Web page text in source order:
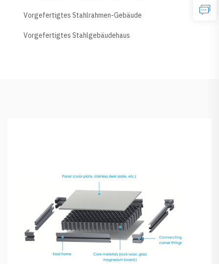
Vorgefertigtes Stahlrahmen-Gebäude
Vorgefertigtes Stahlgebäudehaus